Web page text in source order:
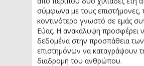
σύμφωνα με τους επιστήμονες,
κοντινότερο γνωστό σε εμάς
Εύας. Η ανακάλυψη προσφέρει
δεδομένα στην προσπάθεια των
επιστημόνων να καταγράψουν
διαδρομή του ανθρώπου.